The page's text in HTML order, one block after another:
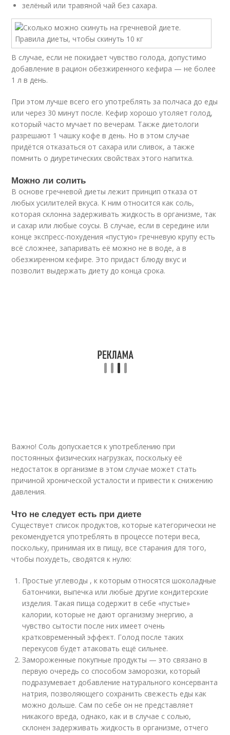
зелёный или травяной чай без сахара.
В случае, если не покидает чувство голода, допустимо
добавление в рацион обезжиренного кефира — не более
1 л в день.
При этом лучше всего его употреблять за полчаса до еды
или через 30 минут после. Кефир хорошо утоляет голод,
который часто мучает по вечерам. Также диетологи
разрешают 1 чашку кофе в день. Но в этом случае
придётся отказаться от сахара или сливок, а также
помнить о диуретических свойствах этого напитка.
Можно ли солить
В основе гречневой диеты лежит принцип отказа от
любых усилителей вкуса. К ним относится как соль,
которая склонна задерживать жидкость в организме, так
и сахар или любые соусы. В случае, если в середине или
конце экспресс-похудения «пустую» гречневую крупу есть
всё сложнее, запаривать её можно не в воде, а в
обезжиренном кефире. Это придаст блюду вкус и
позволит выдержать диету до конца срока.
Важно! Соль допускается к употреблению при
постоянных физических нагрузках, поскольку её
недостаток в организме в этом случае может стать
причиной хронической усталости и привести к снижению
давления.
Что не следует есть при диете
Существует список продуктов, которые категорически не
рекомендуется употреблять в процессе потери веса,
поскольку, принимая их в пищу, все старания для того,
чтобы похудеть, сводятся к нулю:
Простые углеводы , к которым относятся шоколадные
батончики, выпечка или любые другие кондитерские
изделия. Такая пища содержит в себе «пустые»
калории, которые не дают организму энергию, а
чувство сытости после них имеет очень
кратковременный эффект. Голод после таких
перекусов будет атаковать ещё сильнее.
Замороженные покупные продукты — это связано в
первую очередь со способом заморозки, который
подразумевает добавление натурального консерванта
натрия, позволяющего сохранить свежесть еды как
можно дольше. Сам по себе он не представляет
никакого вреда, однако, как и в случае с солью,
склонен задерживать жидкость в организме, отчего